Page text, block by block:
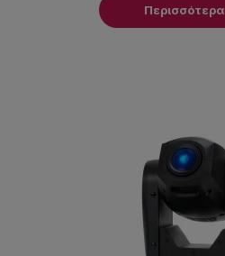
Περισσότερα